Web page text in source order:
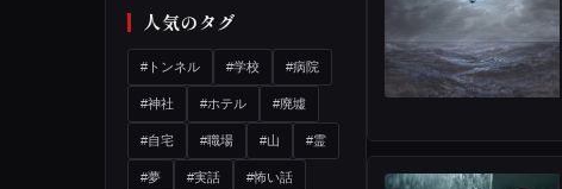
人気のタグ
#トンネル #学校 #病院
#神社 #ホテル #廃墟
#自宅 #職場 #山 #霊
#夢 #実話 #怖い話